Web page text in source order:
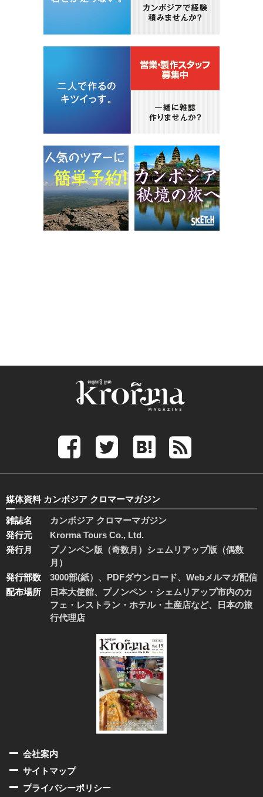
媒体資料 カンボジア クロマーマガジン
雑誌名
カンボジア クロマーマガジン
発行元
Krorma Tours Co., Ltd.
発行月
プノンペン版（奇数月）シェムリアップ版（偶数
月）
発行部数
3000部(紙）、PDFダウンロード、Webメルマガ配信
配布場所
日本大使館、プノンペン・シェムリアップ市内のカ
フェ・レストラン・ホテル・土産店など、日本の旅
行代理店
会社案内
サイトマップ
プライバシーポリシー